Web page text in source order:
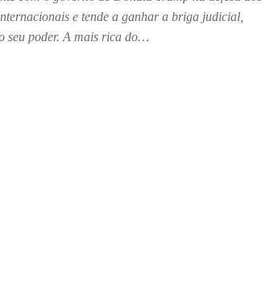
e tende a ganhar a briga judicial,
seu poder. A mais rica do…